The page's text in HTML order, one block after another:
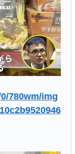
780wm/img